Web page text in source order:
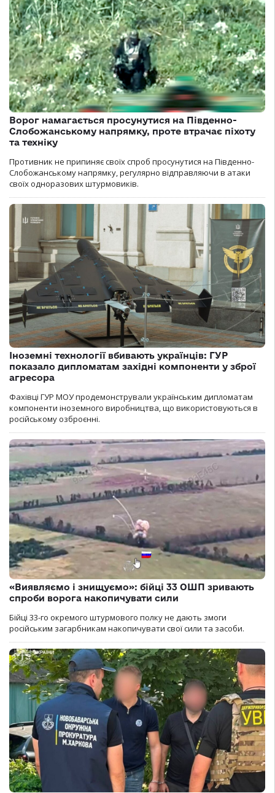
Ворог намагається просунутися на Південно-
Слобожанському напрямку, проте втрачає піхоту
та техніку
Противник не припиняє своїх спроб просунутися на Південно-
Слобожанському напрямку, регулярно відправляючи в атаки
своїх одноразових штурмовиків.
Іноземні технології вбивають українців: ГУР
показало дипломатам західні компоненти у зброї
агресора
Фахівці ГУР МОУ продемонстрували українським дипломатам
компоненти іноземного виробництва, що використовуються в
російському озброєнні.
«Виявляємо і знищуємо»: бійці 33 ОШП зривають
спроби ворога накопичувати сили
Бійці 33-го окремого штурмового полку не дають змоги
російським загарбникам накопичувати свої сили та засоби.